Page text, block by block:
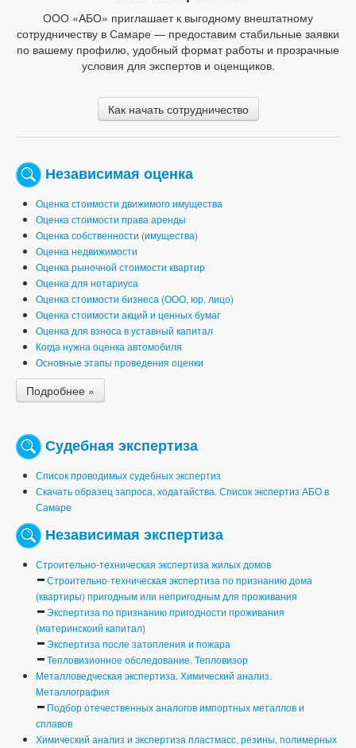
ООО «АБО» приглашает к выгодному внештатному
сотрудничеству в Самаре — предоставим стабильные заявки
по вашему профилю, удобный формат работы и прозрачные
условия для экспертов и оценщиков.
Как начать сотрудничество
Независимая оценка
Оценка стоимости движимого имущества
Оценка стоимости права аренды
Оценка собственности (имущества)
Оценка недвижимости
Оценка рыночной стоимости квартир
Оценка для нотариуса
Оценка стоимости бизнеса (ООО, юр. лицо)
Оценка стоимости акций и ценных бумаг
Оценка для взноса в уставный капитал
Когда нужна оценка автомобиля
Основные этапы проведения оценки
Подробнее »
Судебная экспертиза
Список проводимых судебных экспертиз
Скачать образец запроса, ходатайства. Список экспертиз АБО в
Самаре
Независимая экспертиза
Строительно-техническая экспертиза жилых домов
Строительно-техническая экспертиза по признанию дома
(квартиры) пригодным или непригодным для проживания
Экспертиза по признанию пригодности проживания
(материнскоий капитал)
Экспертиза после затопления и пожара
Тепловизионное обследование. Тепловизор
Металловедческая экспертиза. Химический анализ.
Металлография
Подбор отечественных аналогов импортных металлов и
сплавов
Химический анализ и экспертиза пластмасс, резины, полимерных